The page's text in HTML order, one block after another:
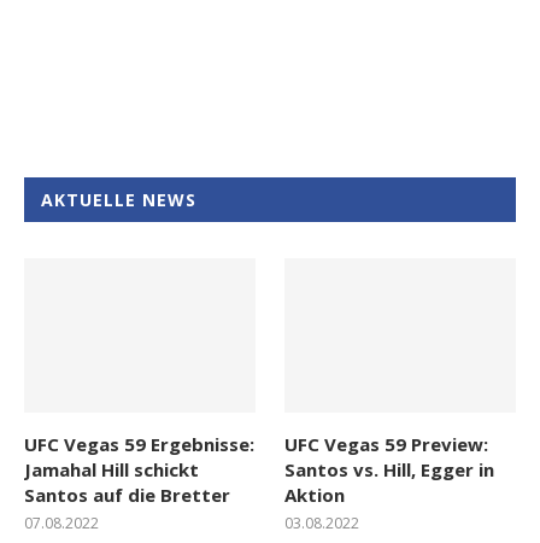
AKTUELLE NEWS
UFC Vegas 59 Ergebnisse:
Jamahal Hill schickt
Santos auf die Bretter
07.08.2022
UFC Vegas 59 Preview:
Santos vs. Hill, Egger in
Aktion
03.08.2022